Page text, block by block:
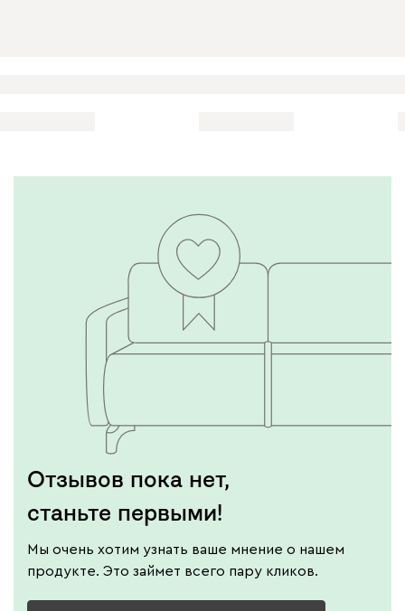
Отзывов пока нет,
станьте первыми!
Мы очень хотим узнать ваше мнение о нашем
продукте. Это займет всего пару кликов.